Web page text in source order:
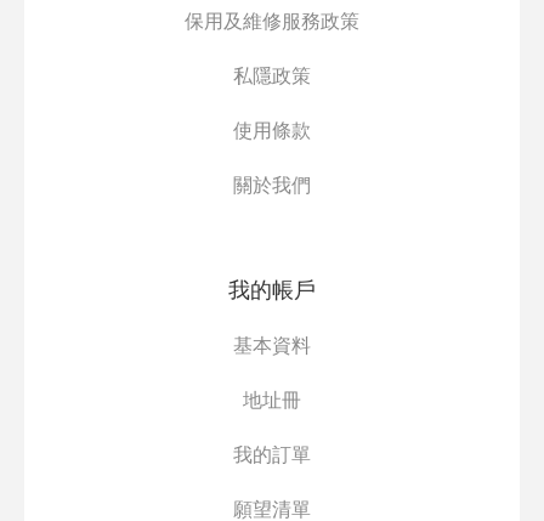
保用及維修服務政策
私隱政策
使用條款
關於我們
我的帳戶
基本資料
地址冊
我的訂單
願望清單